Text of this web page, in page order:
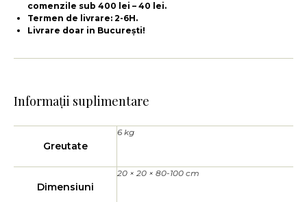
comenzile sub 400 lei – 40 lei.
Termen de livrare: 2-6H.
Livrare doar in București!
Informații suplimentare
Greutate
6 kg
Dimensiuni
20 × 20 × 80-100 cm